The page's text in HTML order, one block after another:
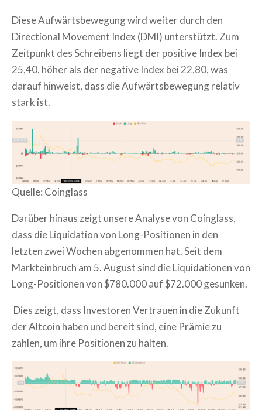
Diese Aufwärtsbewegung wird weiter durch den
Directional Movement Index (DMI) unterstützt. Zum
Zeitpunkt des Schreibens liegt der positive Index bei
25,40, höher als der negative Index bei 22,80, was
darauf hinweist, dass die Aufwärtsbewegung relativ
stark ist.
Quelle: Coinglass
Darüber hinaus zeigt unsere Analyse von Coinglass,
dass die Liquidation von Long-Positionen in den
letzten zwei Wochen abgenommen hat. Seit dem
Markteinbruch am 5. August sind die Liquidationen von
Long-Positionen von $780.000 auf $72.000 gesunken.
Dies zeigt, dass Investoren Vertrauen in die Zukunft
der Altcoin haben und bereit sind, eine Prämie zu
zahlen, um ihre Positionen zu halten.